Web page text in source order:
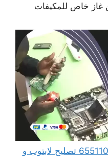
غاز خاص للمكيفات
مهندس كمبيوتر النويصيب 65511033 تصليح لابتوب و